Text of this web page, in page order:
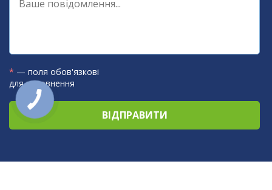
* — поля обов'язкові
для заповнення